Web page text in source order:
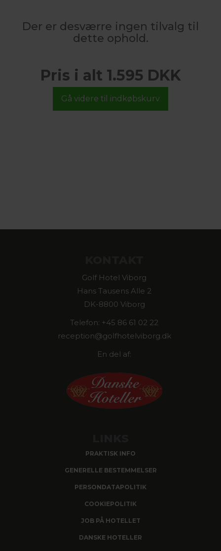
Der er desværre ingen tilvalg til
dette ophold.
Pris i alt 1.595 DKK
Golf Hotel Viborg
Hans Tausens Alle 2
DK-8800 Viborg
Telefon: +45 86 61 02 22
reception@golfhotelviborg.dk
En del af:
PRAKTISK INFO
GENERELLE BESTEMMELSER
PERSONDATAPOLITIK
COOKIEPOLITIK
JOB PÅ HOTELLET
DANSKE HOTELLER